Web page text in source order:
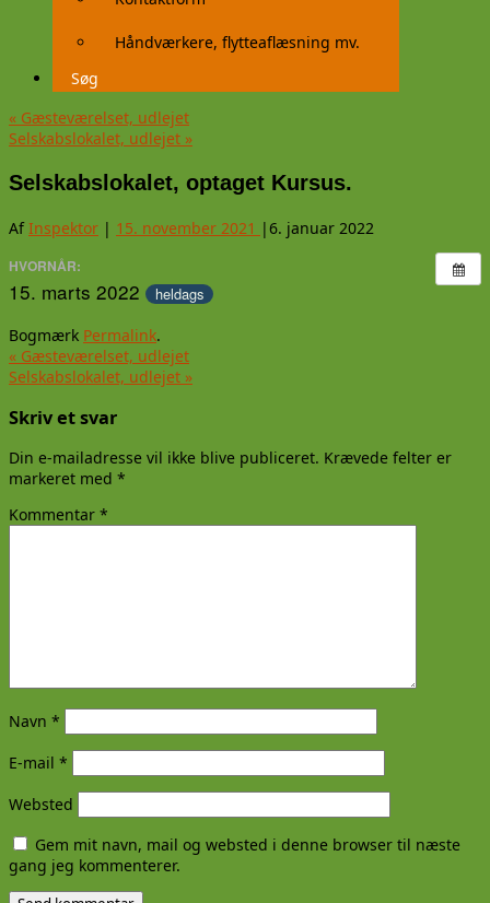
Håndværkere, flytteaflæsning mv.
Søg
« Gæsteværelset, udlejet
Selskabslokalet, udlejet »
Selskabslokalet, optaget Kursus.
AfInspektor | 15. november 2021 |6. januar 2022
HVORNÅR:
15. marts 2022 heldags
Bogmærk Permalink.
« Gæsteværelset, udlejet
Selskabslokalet, udlejet »
Skriv et svar
Din e-mailadresse vil ikke blive publiceret. Krævede felter er
markeret med *
Kommentar *
Navn *
E-mail *
Websted
Gem mit navn, mail og websted i denne browser til næste
gang jeg kommenterer.